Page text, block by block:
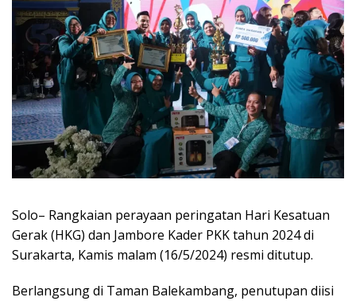
Solo– Rangkaian perayaan peringatan Hari Kesatuan
Gerak (HKG) dan Jambore Kader PKK tahun 2024 di
Surakarta, Kamis malam (16/5/2024) resmi ditutup.
Berlangsung di Taman Balekambang, penutupan diisi